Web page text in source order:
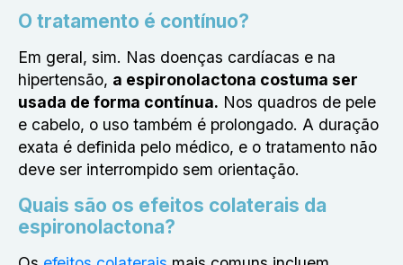
O tratamento é contínuo?
Em geral, sim. Nas doenças cardíacas e na
hipertensão, a espironolactona costuma ser
usada de forma contínua. Nos quadros de pele
e cabelo, o uso também é prolongado. A duração
exata é definida pelo médico, e o tratamento não
deve ser interrompido sem orientação.
Quais são os efeitos colaterais da
espironolactona?